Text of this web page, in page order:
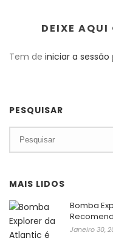
DEIXE AQUI
Tem de iniciar a sessão
PESQUISAR
MAIS LIDOS
Bomba
Janeiro 30,